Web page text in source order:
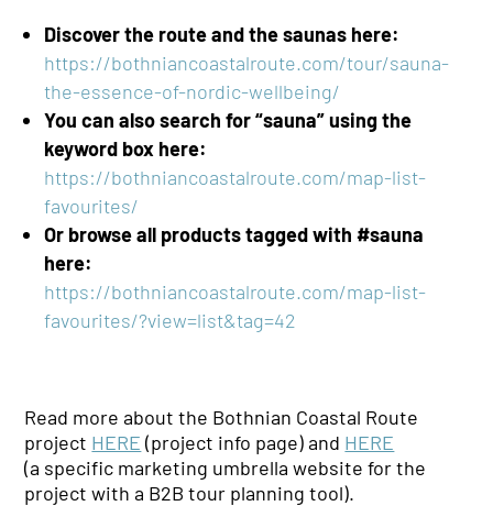
Discover the route and the saunas here:
https://bothniancoastalroute.com/tour/sauna-
the-essence-of-nordic-wellbeing/
You can also search for “sauna” using the
keyword box here:
https://bothniancoastalroute.com/map-list-
favourites/
Or browse all products tagged with#sauna
here:
https://bothniancoastalroute.com/map-list-
favourites/?view=list&tag=42
Read more about the Bothnian Coastal Route
project HERE (project info page) and HERE
(a specific marketing umbrellawebsite for the
project with a B2B tour planning tool).